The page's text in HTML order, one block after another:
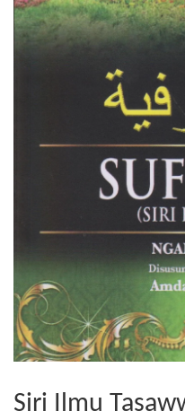
Siri Ilmu